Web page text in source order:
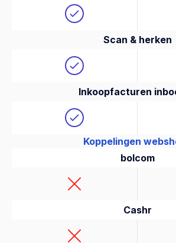
Scan & herken
Inkoopfacturen
Koppelingen
bolcom
Cashr